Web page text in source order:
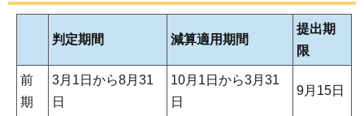
判定期間 減算適用期間
提出期
限
前
期
3月1日から8月31
日
10月1日から3月31
日
9月15日